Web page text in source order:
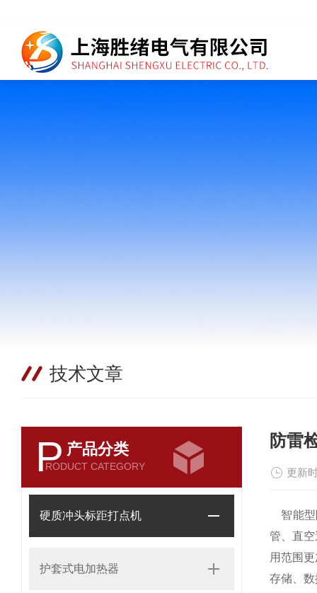
技术文章
P 产品分类
RODUCT CATEGORY
硬质冲头标距打点机
护套式电加热器
防雷
更新
智能型
管、直
用范围
存储、